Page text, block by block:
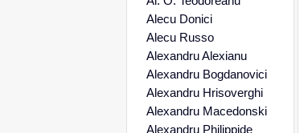
Alecu Donici
Alecu Russo
Alexandru Alexianu
Alexandru Bogdanovici
Alexandru Hrisoverghi
Alexandru Macedonski
Alexandru Philippide